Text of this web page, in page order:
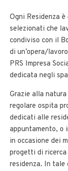
Ogni Residenza è
selezionati che
condiviso con il
di un’opera/
PRS Impresa
dedicata negli
Grazie alla
regolare ospita
dedicati alle
appuntamento, o
in occasione dei
progetti di
residenza. In